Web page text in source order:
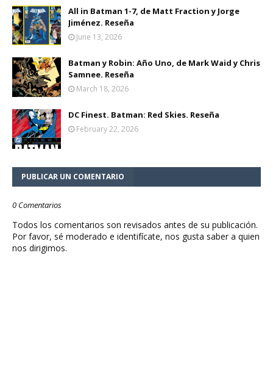
All in Batman 1-7, de Matt Fraction y Jorge
Jiménez. Reseña
June 13, 2026
Batman y Robin: Año Uno, de Mark Waid y Chris
Samnee. Reseña
March 18, 2026
DC Finest. Batman: Red Skies. Reseña
February 22, 2026
PUBLICAR UN COMENTARIO
0 Comentarios
Todos los comentarios son revisados antes de su publicación.
Por favor, sé moderado e identifícate, nos gusta saber a quien
nos dirigimos.